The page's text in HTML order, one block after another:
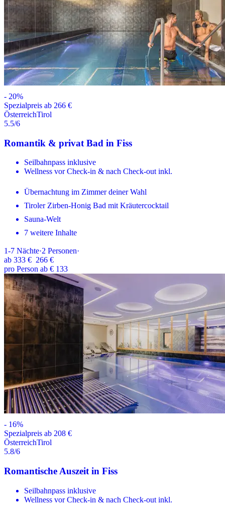
- 20%
Spezialpreis ab 266 €
ÖsterreichTirol
5.5/6
Romantik & privat Bad in Fiss
Seilbahnpass inklusive
Wellness vor Check-in & nach Check-out inkl.
Übernachtung im Zimmer deiner Wahl
Tiroler Zirben-Honig Bad mit Kräutercocktail
Sauna-Welt
7 weitere Inhalte
1-7 Nächte·2 Personen·
ab 333 € 266 €
pro Person ab € 133
- 16%
Spezialpreis ab 208 €
ÖsterreichTirol
5.8/6
Romantische Auszeit in Fiss
Seilbahnpass inklusive
Wellness vor Check-in & nach Check-out inkl.